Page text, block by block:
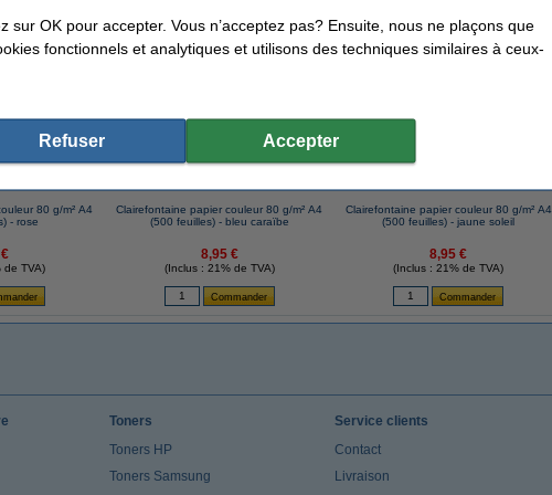
des clients qui ont également commandé cet article
80 g/m² A4
- rose
de TVA)
Clairefontaine papier couleur 80 g/m² A4
(500 feuilles) - bleu caraïbe
8,95 €
(Inclus : 21% de TVA)
Clairefontaine papier couleur 80 g/m² A4
(500 feuilles) - jaune soleil
8,95 €
(Inclus : 21% de TVA)
Toners
Toners HP
Toners Samsung
Service clients
Contact
Livraison
sur OK pour accepter. Vous n’acceptez pas? Ensuite, nous ne plaçons que
fonctionnels et analytiques et utilisons des techniques similaires à ceux-
Refuser Accepter